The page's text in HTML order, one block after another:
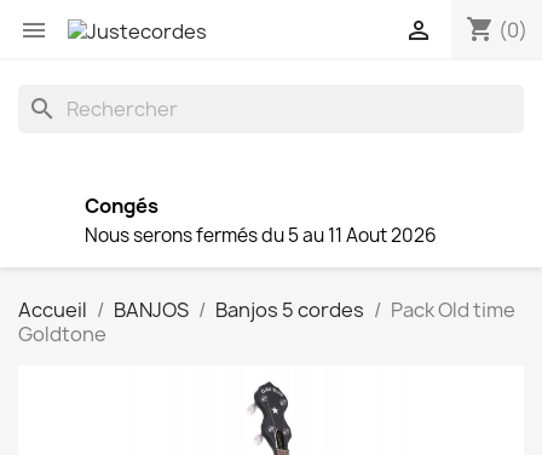
 shopping_cart (0)

search
Congés
Nous serons fermés du 5 au 11 Aout 2026
Accueil BANJOS Banjos 5 cordes
Pack Old time
Goldtone